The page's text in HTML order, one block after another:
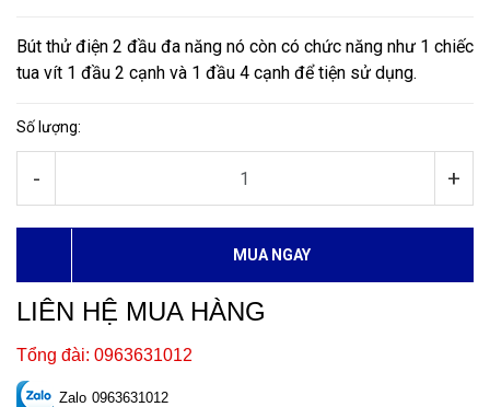
Bút thử điện 2 đầu đa năng nó còn có chức năng như 1 chiếc
tua vít 1 đầu 2 cạnh và 1 đầu 4 cạnh để tiện sử dụng.
Số lượng:
- +
MUA NGAY
LIÊN HỆ MUA HÀNG
Tổng đài: 0963631012
Zalo 0963631012